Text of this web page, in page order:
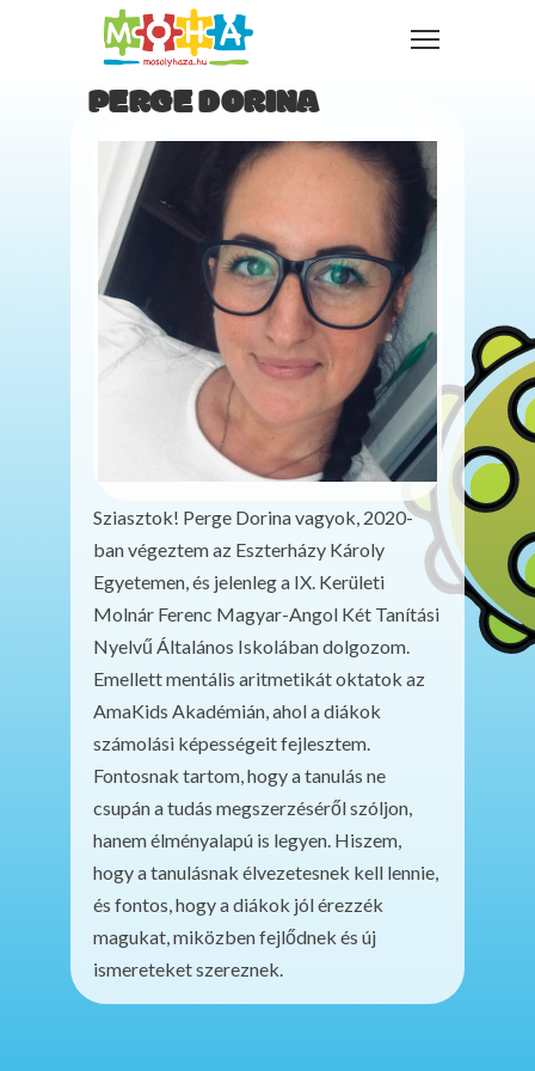
PERGE DORINA
Sziasztok! Perge Dorina vagyok, 2020-
ban végeztem az Eszterházy Károly
Egyetemen, és jelenleg a IX. Kerületi
Molnár Ferenc Magyar-Angol Két Tanítási
Nyelvű Általános Iskolában dolgozom.
Emellett mentális aritmetikát oktatok az
AmaKids Akadémián, ahol a diákok
számolási képességeit fejlesztem.
Fontosnak tartom, hogy a tanulás ne
csupán a tudás megszerzéséről szóljon,
hanem élményalapú is legyen. Hiszem,
hogy a tanulásnak élvezetesnek kell lennie,
és fontos, hogy a diákok jól érezzék
magukat, miközben fejlődnek és új
ismereteket szereznek.